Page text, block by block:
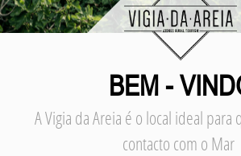
BEM -
A Vigia da Areia é o local ideal para
contacto com o Mar